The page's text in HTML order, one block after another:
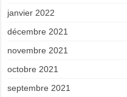
janvier 2022
décembre 2021
novembre 2021
octobre 2021
septembre 2021